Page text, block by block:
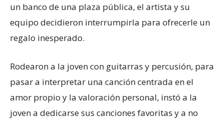
un banco de una plaza pública, el artista y su
equipo decidieron interrumpirla para ofrecerle un
regalo inesperado.
Rodearon a la joven con guitarras y percusión, para
pasar a interpretar una canción centrada en el
amor propio y la valoración personal, instó a la
joven a dedicarse sus canciones favoritas y a no